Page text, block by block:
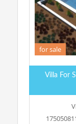
for sale
- 2900000-